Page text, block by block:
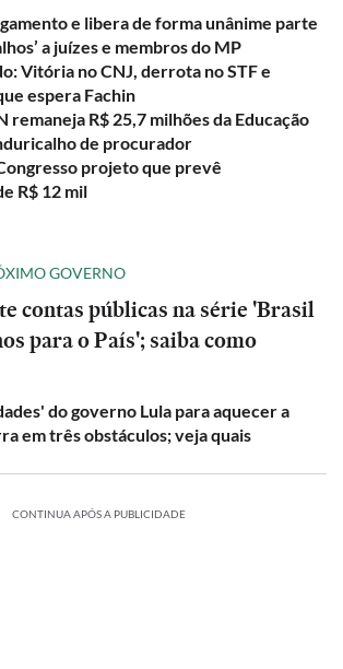
e libera de forma unânime parte
a juízes e membros do MP
Vitória no CNJ, derrota no STF e
espera Fachin
remaneja R$ 25,7 milhões da Educação
de procurador
projeto que prevê
R$ 12 mil
GOVERNO
contas públicas na série 'Brasil
para o País'; saiba como
do governo Lula para aquecer a
em três obstáculos; veja quais
CONTINUA APÓS A PUBLICIDADE